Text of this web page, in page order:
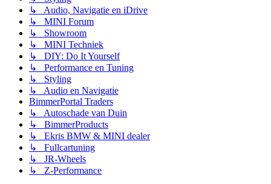
↳ Audio, Navigatie en iDrive
↳ MINI Forum
↳ Showroom
↳ MINI Techniek
↳ DIY: Do It Yourself
↳ Performance en Tuning
↳ Styling
↳ Audio en Navigatie
BimmerPortal Traders
↳ Autoschade van Duin
↳ BimmerProducts
↳ Ekris BMW & MINI dealer
↳ Fullcartuning
↳ JR-Wheels
↳ Z-Performance